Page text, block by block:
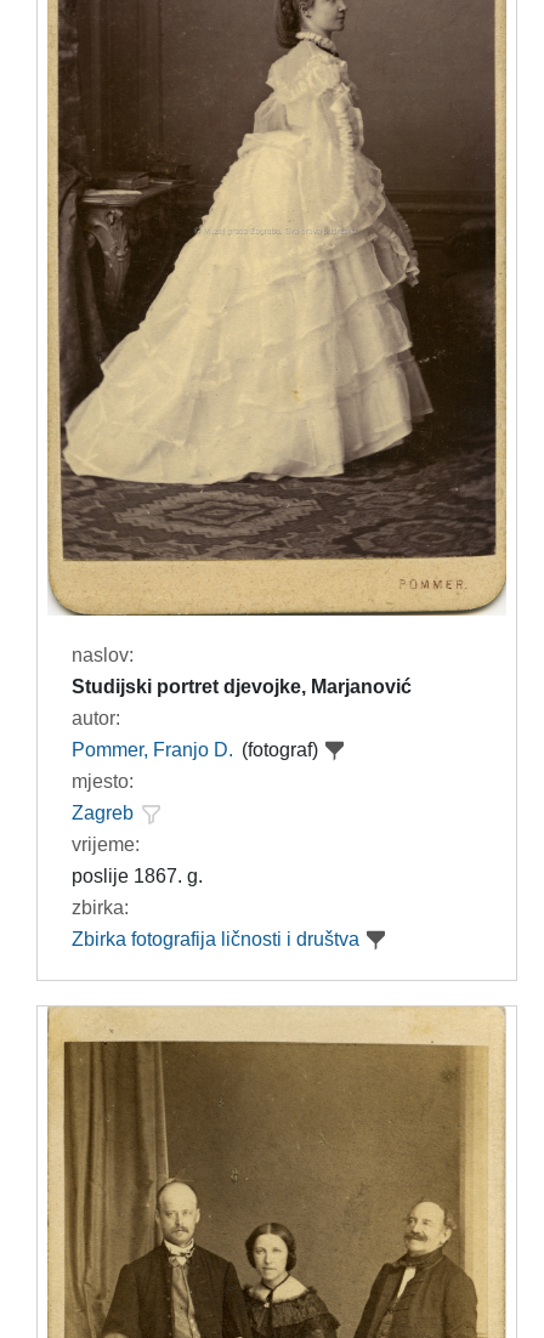
naslov:
Studijski portret djevojke, Marjanović
autor:
Pommer, Franjo D. (fotograf)
mjesto:
Zagreb
vrijeme:
poslije 1867. g.
zbirka:
Zbirka fotografija ličnosti i društva